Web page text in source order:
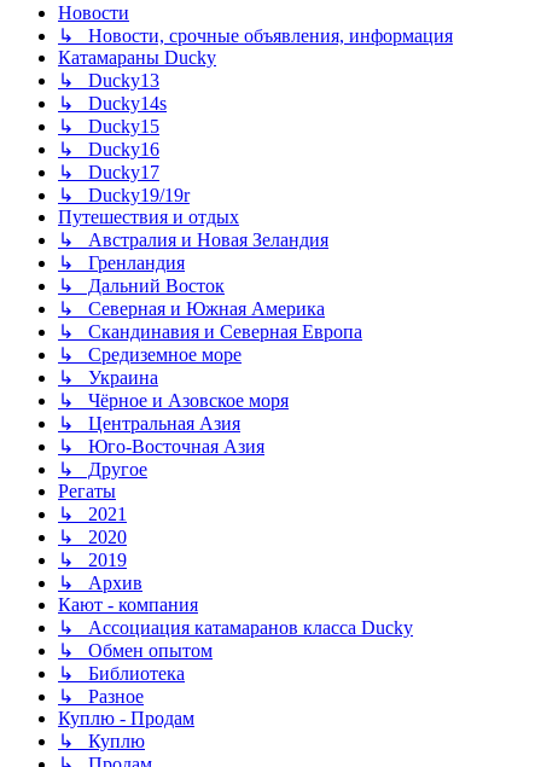
Новости
↳ Новости, срочные объявления, информация
Катамараны Ducky
↳ Ducky13
↳ Ducky14s
↳ Ducky15
↳ Ducky16
↳ Ducky17
↳ Ducky19/19r
Путешествия и отдых
↳ Австралия и Новая Зеландия
↳ Гренландия
↳ Дальний Восток
↳ Северная и Южная Америка
↳ Скандинавия и Северная Европа
↳ Средиземное море
↳ Украина
↳ Чёрное и Азовское моря
↳ Центральная Азия
↳ Юго-Восточная Азия
↳ Другое
Регаты
↳ 2021
↳ 2020
↳ 2019
↳ Архив
Кают - компания
↳ Ассоциация катамаранов класса Ducky
↳ Обмен опытом
↳ Библиотека
↳ Разное
Куплю - Продам
↳ Куплю